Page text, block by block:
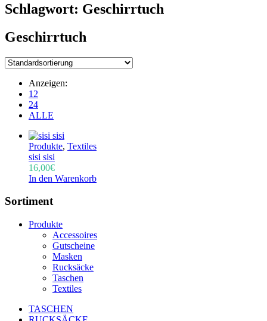
Schlagwort: Geschirrtuch
Geschirrtuch
Anzeigen:
12
24
ALLE
Produkte, Textiles
sisi sisi
16,00€
In den Warenkorb
Sortiment
Produkte
Accessoires
Gutscheine
Masken
Rucksäcke
Taschen
Textiles
TASCHEN